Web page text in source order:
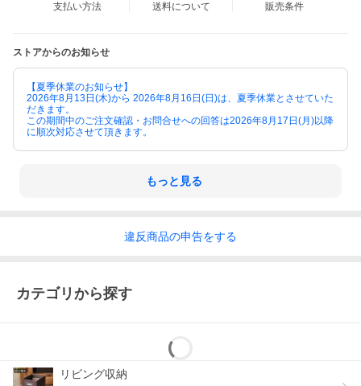
トイレットペーパーの上からスポッとかぶせるだけ。
ットペーパーケース。
す。
アジアン以外にも、和テイストやナチュラルなお部屋にも馴染む
デザインで、シンプルながらも、素材の豊かな風合いが存在感が
あります。
生活感が出がちな場所こそ、ちょっとした工夫で一気にオシャレ
に変わります。
トイレットペーパーケース一覧へ ＞
支払い方法 送料について 販売条件
ストアからのお知らせ
【夏季休業のお知らせ】
2026年8月13日(木)から 2026年8月16日(日)は、夏季休業とさせていた
だきます。
この期間中のご注文確認・お問合せへの回答は2026年8月17日(月)以降
に順次対応させて頂きます。
もっと見る
違反商品の申告をする
カテゴリから探す
リビング収納